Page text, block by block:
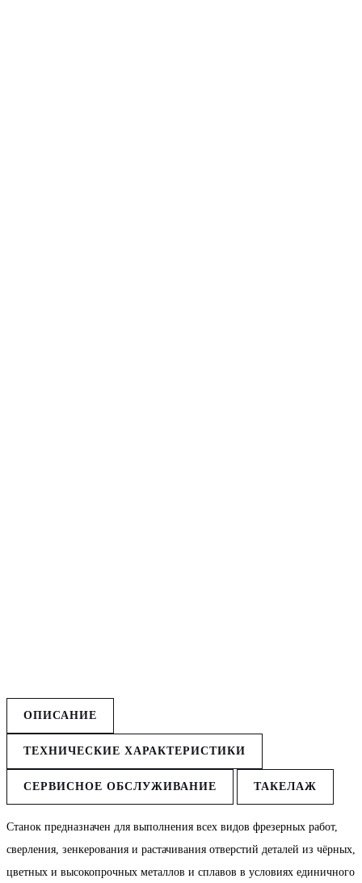
ОПИСАНИЕ
ТЕХНИЧЕСКИЕ ХАРАКТЕРИСТИКИ
СЕРВИСНОЕ ОБСЛУЖИВАНИЕ ТАКЕЛАЖ
Станок предназначен для выполнения всех видов фрезерных работ,
сверления, зенкерования и растачивания отверстий деталей из чёрных,
цветных и высокопрочных металлов и сплавов в условиях единичного